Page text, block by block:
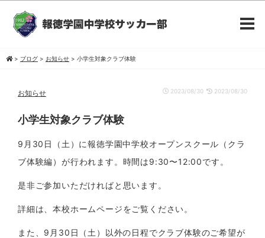
> ブログ > お知らせ > 小学生対象クラブ体験
お知らせ 2023/08/30 2023/08/30
小学生対象クラブ体験
9月30日（土）に報徳学園中学校オープンスクール（クラ
ブ体験編）が行われます。時間は9:30〜12:00です。
是非ご参加いただければと思います。
詳細は、本校ホームページをご覧ください。
また、9月30日（土）以外の日程でクラブ体験のご希望が